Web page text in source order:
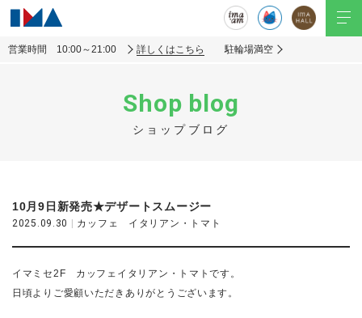
営業時間 10:00～21:00 詳しくはこちら 駐輪場満空
Shop blog
ショップブログ
10月9日新発売★デザートスムージー
2025.09.30 | カッフェ イタリアン・トマト
イマミセ2F カッフェイタリアン・トマトです。
日頃よりご愛顧いただきありがとうございます。